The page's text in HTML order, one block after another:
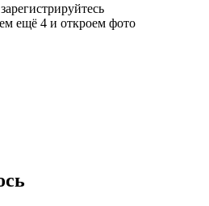
ещё 4 и откроем фото